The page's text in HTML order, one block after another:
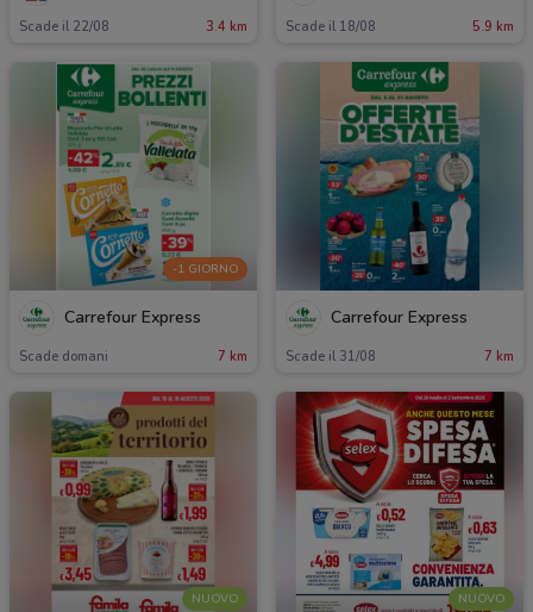
Scade il 22/08 3.4 km Scade il 18/08 5.9 km
-1 GIORNO
Carrefour Express
Scade domani 7 km
Carrefour Express
Scade il 31/08 7 km
NUOVO NUOVO